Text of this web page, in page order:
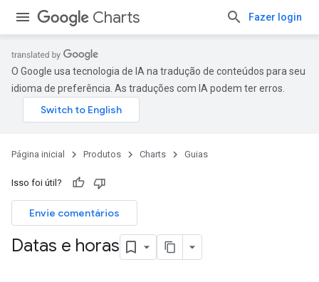
Charts Fazer login
O Google usa tecnologia de IA na tradução de conteúdos para seu
idioma de preferência. As traduções com IA podem ter erros.
Página inicial Produtos Charts Guias
Isso foi útil?
Envie comentários
Datas e horas